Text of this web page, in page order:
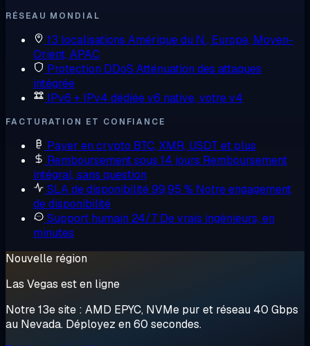
RÉSEAU MONDIAL
13 localisations Amérique du N., Europe, Moyen-
Orient, APAC
Protection DDoS Atténuation des attaques
intégrée
IPv6 + IPv4 dédiéev6 native, votre v4
FACTURATION ET CONFIANCE
Payer en crypto BTC, XMR, USDT et plus
Remboursement sous 14 jours Remboursement
intégral, sans question
SLA de disponibilité 99,95 % Notre engagement
de disponibilité
Support humain 24/7 De vrais ingénieurs, en
minutes
Nouvelle région
Las Vegas est en ligne
Notre 13e site : AMD EPYC, NVMe pur et réseau 40 Gbps
au Nevada. Déployez en 60 secondes.